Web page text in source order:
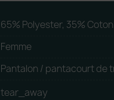
65% Polyester, 35% Coton
Femme
Pantalon / pantacourt de
tear_away